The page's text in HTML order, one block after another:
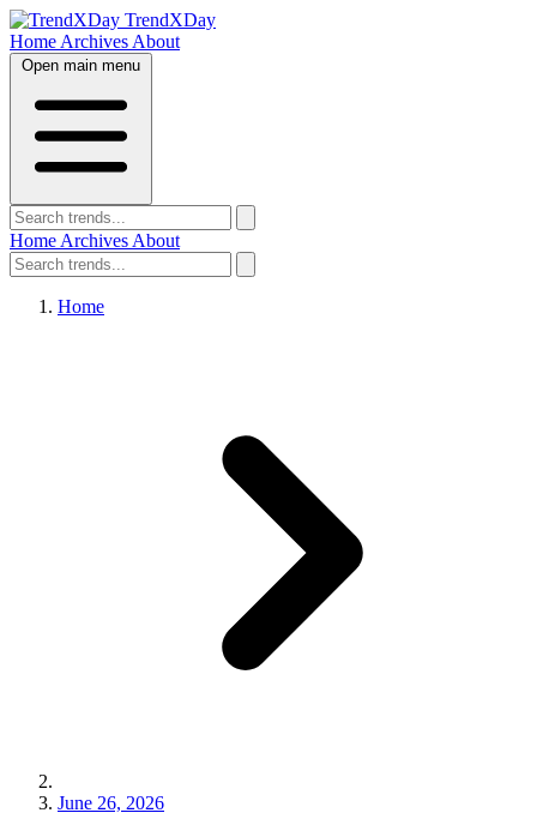
TrendXDay
Home Archives About
Open main menu
Home Archives About
Home
June 26, 2026